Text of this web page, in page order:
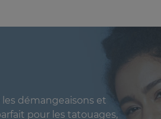
démangeaisons et
pour les tatouages,